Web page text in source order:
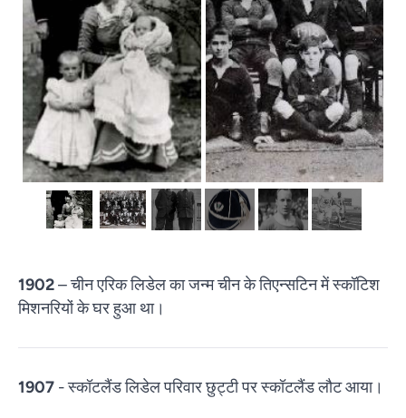
1902– चीन एरिक लिडेल का जन्म चीन के तिएन्सटिन में स्कॉटिश
मिशनरियों के घर हुआ था।
1907 - स्कॉटलैंड लिडेल परिवार छुट्टी पर स्कॉटलैंड लौट आया।